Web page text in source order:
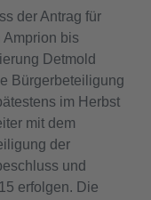
der Antrag für
bis
Detmold
Bürgerbeteiligung
im Herbst
mit dem
der
und
erfolgen. Die